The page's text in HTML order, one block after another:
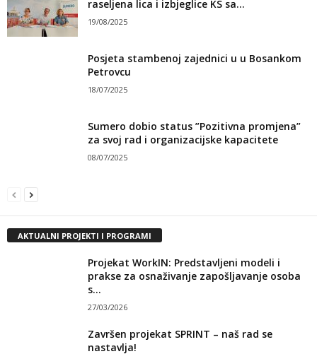
raseljena lica i izbjeglice KS sa...
19/08/2025
Posjeta stambenoj zajednici u u Bosankom
Petrovcu
18/07/2025
Sumero dobio status ”Pozitivna promjena”
za svoj rad i organizacijske kapacitete
08/07/2025
AKTUALNI PROJEKTI I PROGRAMI
Projekat WorkIN: Predstavljeni modeli i
prakse za osnaživanje zapošljavanje osoba
s...
27/03/2026
Završen projekat SPRINT – naš rad se
nastavlja!